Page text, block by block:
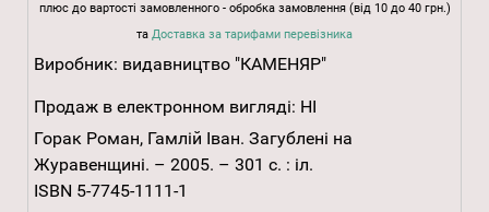
плюс до вартості замовленного - обробка замовлення (від 10 до 40 грн.)
та Доставка за тарифами перевізника
Виробник: видавництво "КАМЕНЯР"
Продаж в електронном вигляді: НІ
Горак Роман, Гамлій Іван. Загублені на
Журавенщині. – 2005. – 301 с. : іл.
ISBN 5-7745-1111-1